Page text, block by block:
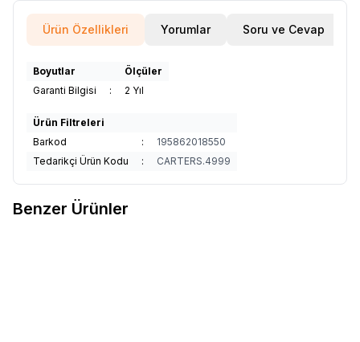
Ürün Özellikleri Yorumlar Soru ve Cevap
Boyutlar
Ölçüler
Garanti Bilgisi
: 2 Yıl
Ürün Filtreleri
Barkod
:
195862018550
Tedarikçi Ürün Kodu
: CARTERS.4999
Benzer Ürünler